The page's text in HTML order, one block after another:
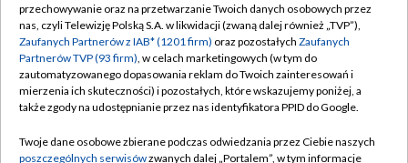
Abonament TVP
Emisja w TVP
Centrum informacji TVP
Naziemna Telewizja Cyfrowa
Rada Programowa
Regulamin TVP
Polityka prywatności
Moje zgody
Pomoc
przechowywanie oraz na przetwarzanie Twoich danych osobowych przez
nas, czyli Telewizję Polską S.A. w likwidacji (zwaną dalej również „TVP”),
Zaufanych Partnerów z IAB* (1201 firm) oraz pozostałych Zaufanych
Partnerów TVP (93 firm), w celach marketingowych (w tym do
zautomatyzowanego dopasowania reklam do Twoich zainteresowań i
mierzenia ich skuteczności) i pozostałych, które wskazujemy poniżej, a
także zgody na udostępnianie przez nas identyfikatora PPID do Google.
Twoje dane osobowe zbierane podczas odwiedzania przez Ciebie naszych
poszczególnych serwisówzwanych dalej „Portalem”, w tym informacje